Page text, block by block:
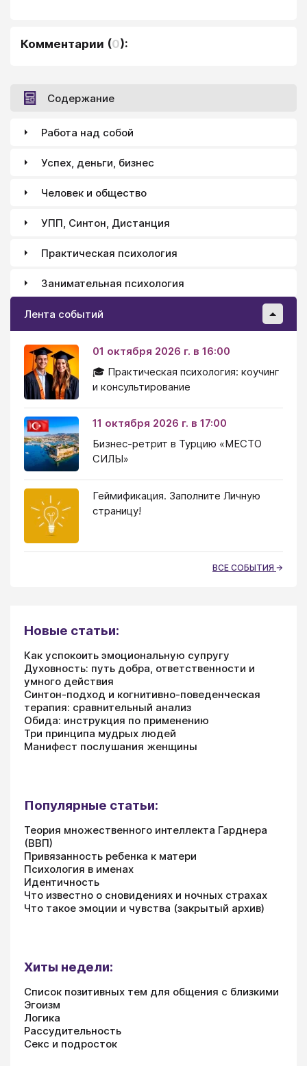
Комментарии (0):
Содержание
Работа над собой
Успех, деньги, бизнес
Человек и общество
УПП, Синтон, Дистанция
Практическая психология
Занимательная психология
Лента событий
01 октября 2026 г. в 16:00
🎓 Практическая психология: коучинг
и консультирование
11 октября 2026 г. в 17:00
Бизнес-ретрит в Турцию «МЕСТО
СИЛЫ»
Геймификация. Заполните Личную
страницу!
ВСЕ СОБЫТИЯ
Новые статьи:
Как успокоить эмоциональную супругу
Духовность: путь добра, ответственности и
умного действия
Синтон-подход и когнитивно-поведенческая
терапия: сравнительный анализ
Обида: инструкция по применению
Три принципа мудрых людей
Манифест послушания женщины
Популярные статьи:
Теория множественного интеллекта Гарднера
(ВВП)
Привязанность ребенка к матери
Психология в именах
Идентичность
Что известно о сновидениях и ночных страхах
Что такое эмоции и чувства (закрытый архив)
Хиты недели:
Список позитивных тем для общения с близкими
Эгоизм
Логика
Рассудительность
Секс и подросток